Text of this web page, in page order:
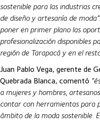
sostenible para las industrias
de diseño y artesanía de
poner en primer plano las
profesionalización disponibles
región de Tarapacá y en el
Juan Pablo Vega, gerente de
Quebrada Blanca, comentó
a mujeres y hombres,
contar con herramientas para
ámbito de la moda sostenible.